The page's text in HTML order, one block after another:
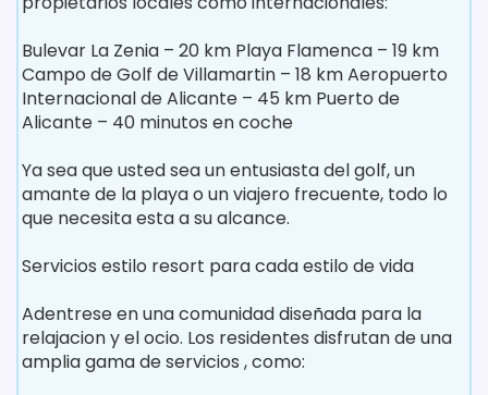
Bulevar La Zenia – 20 km Playa Flamenca – 19 km
Campo de Golf de Villamartin – 18 km Aeropuerto
Internacional de Alicante – 45 km Puerto de
Alicante – 40 minutos en coche
Ya sea que usted sea un entusiasta del golf, un
amante de la playa o un viajero frecuente, todo lo
que necesita esta a su alcance.
Servicios estilo resort para cada estilo de vida
Adentrese en una comunidad diseñada para la
relajacion y el ocio. Los residentes disfrutan de una
amplia gama de servicios , como: